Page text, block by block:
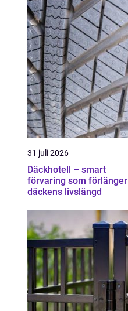
31 juli 2026
Däckhotell – smart
förvaring som förlänger
däckens livslängd